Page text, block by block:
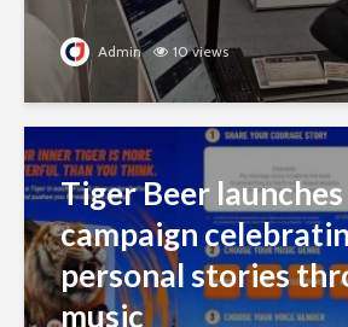
Admin 10 views
Tiger Beer launches
campaign
personal stories
music